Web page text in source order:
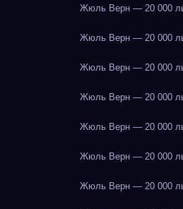
Жюль Верн — 20 000
Жюль Верн — 20 000
Жюль Верн — 20 000
Жюль Верн — 20 000
Жюль Верн — 20 000
Жюль Верн — 20 000
Жюль Верн — 20 000